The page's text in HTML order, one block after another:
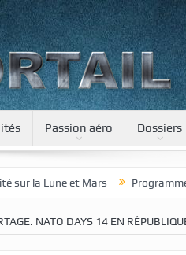
Passion aéro Dossiers
Programme de chasseur de
NATO DAYS 14 EN